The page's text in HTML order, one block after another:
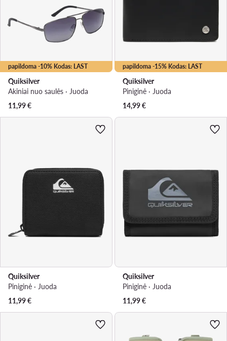
papildoma -10% Kodas: LAST
Quiksilver
Akiniai nuo saulės · Juoda
11,99€
papildoma -15% Kodas: LAST
Quiksilver
Piniginė · Juoda
14,99€
Quiksilver
Piniginė · Juoda
11,99€
Quiksilver
Piniginė · Juoda
11,99€